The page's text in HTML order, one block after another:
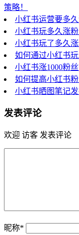
策略！
小红书运营要多
小红书玩多久涨
小红书玩了多久
如何通过小红书
小红书涨1000粉
如何提高小红书
小红书晒图笔记
发表评论
欢迎 访客 发表评论
昵称*